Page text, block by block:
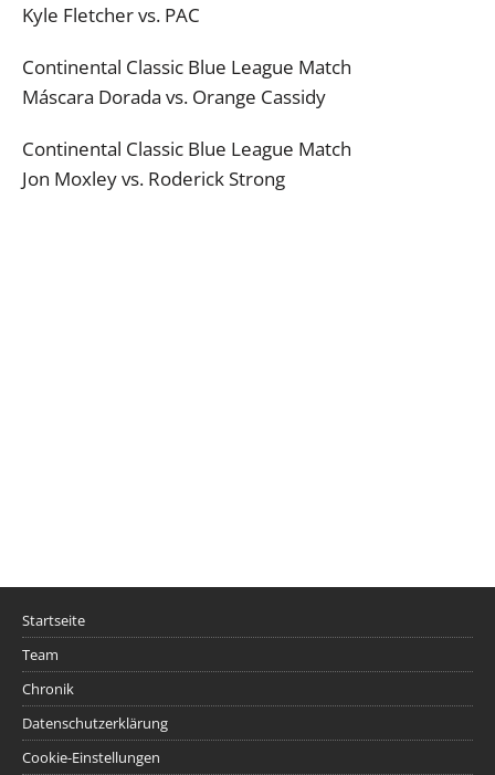
Kyle Fletcher vs. PAC
Continental Classic Blue League Match
Máscara Dorada vs. Orange Cassidy
Continental Classic Blue League Match
Jon Moxley vs. Roderick Strong
Startseite
Team
Chronik
Datenschutzerklärung
Cookie-Einstellungen